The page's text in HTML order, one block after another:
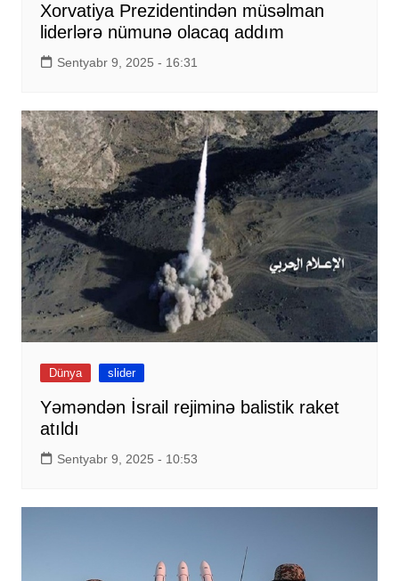
Xorvatiya Prezidentindən müsəlman
liderlərə nümunə olacaq addım
Sentyabr 9, 2025 - 16:31
Dünya slider
Yəməndən İsrail rejiminə balistik raket
atıldı
Sentyabr 9, 2025 - 10:53